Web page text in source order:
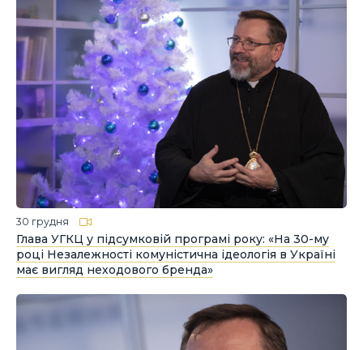
30 грудня
Глава УГКЦ у підсумковій програмі року: «На 30-му
році Незалежності комуністична ідеологія в Україні
має вигляд неходового бренда»